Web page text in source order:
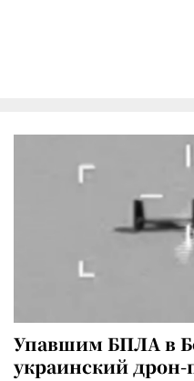
Упавшим БПЛА в
украинский